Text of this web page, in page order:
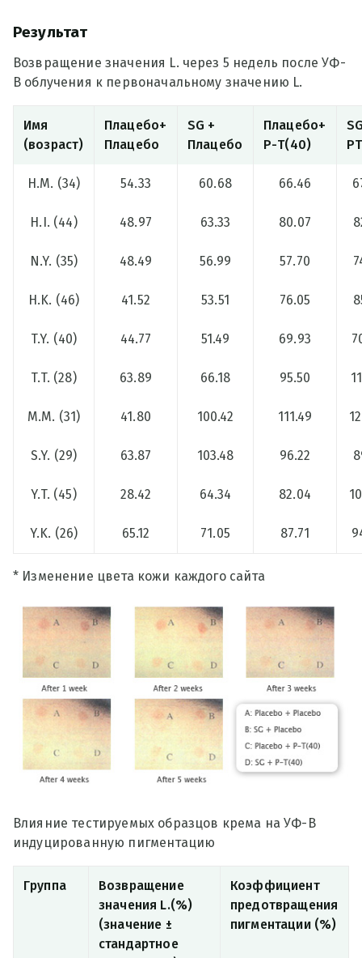
Результат
Возвращение значения L. через 5 недель после УФ-
В облучения к первоначальному значению L.
Имя
(возраст)
Плацебо+
Плацебо
SG +
Плацебо
Плацебо+
Р-Т(40)
H.M. (34) 54.33 60.68 66.46
H.I. (44) 48.97 63.33 80.07
N.Y. (35) 48.49 56.99 57.70
H.K. (46) 41.52 53.51 76.05
T.Y. (40) 44.77 51.49 69.93
T.T. (28) 63.89 66.18 95.50
M.M. (31) 41.80 100.42 111.49
S.Y. (29) 63.87 103.48 96.22
Y.T. (45) 28.42 64.34 82.04
Y.K. (26) 65.12 71.05 87.71
* Изменение цвета кожи каждого сайта
Влияние тестируемых образцов крема на УФ-В
индуцированную пигментацию
Группа
Возвращение
значения L.(%)
(значение ±
стандартное
Коэффициент
предотвращения
пигментации (%)